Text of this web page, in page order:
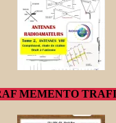
MEMENTO